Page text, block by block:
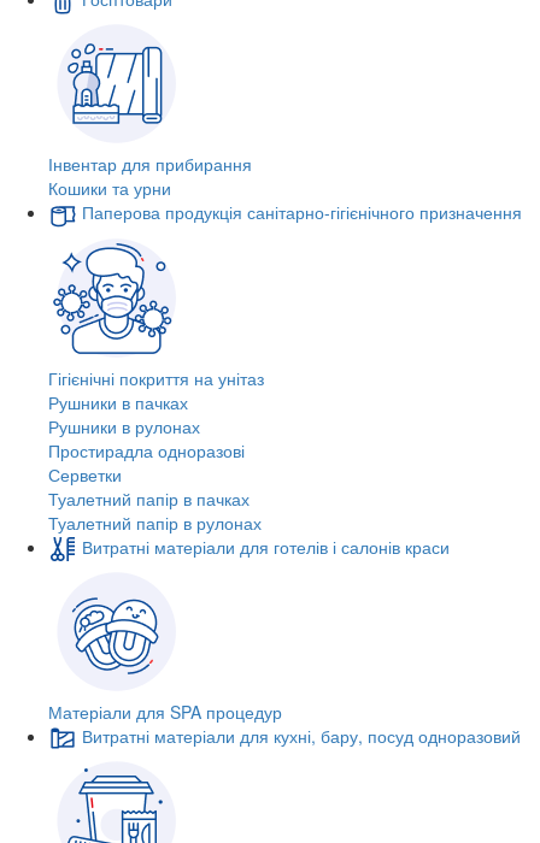
Інвентар для прибирання
Кошики та урни
Паперова продукція санітарно-гігієнічного призначення
Гігієнічні покриття на унітаз
Рушники в пачках
Рушники в рулонах
Простирадла одноразові
Серветки
Туалетний папір в пачках
Туалетний папір в рулонах
Витратні матеріали для готелів і салонів краси
Матеріали для SPA процедур
Витратні матеріали для кухні, бару, посуд одноразовий